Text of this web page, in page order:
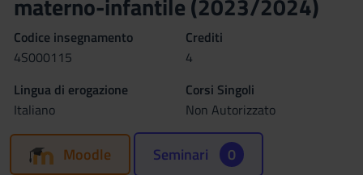
Codice insegnamento
4S000115
Crediti
4
Lingua di erogazione
Italiano
Corsi Singoli
Non Autorizzato
Moodle Seminari 0